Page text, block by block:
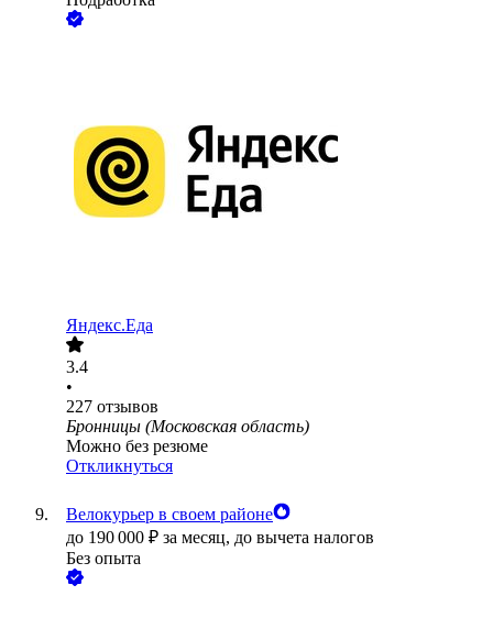
Яндекс.Еда
3.4
•
227 отзывов
Бронницы (Московская область)
Можно без резюме
Откликнуться
Велокурьер в своем районе
до 190 000 ₽ за месяц, до вычета налогов
Без опыта